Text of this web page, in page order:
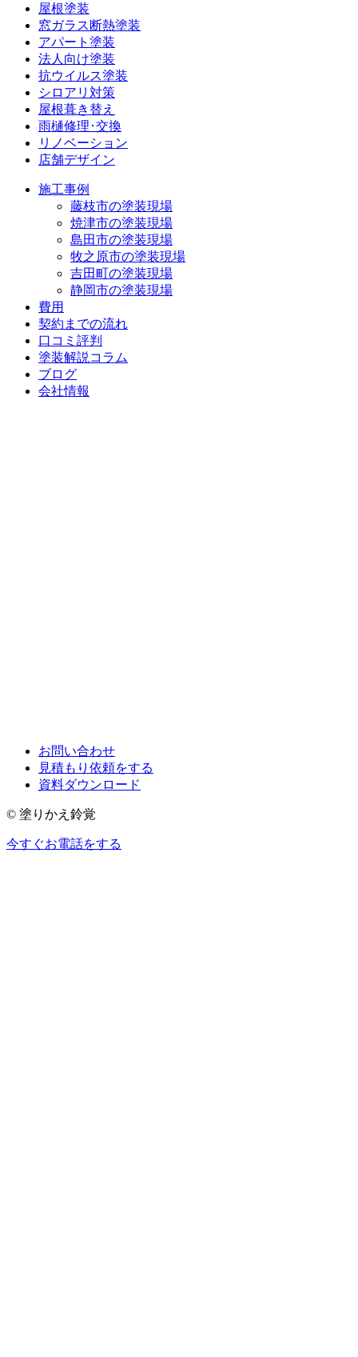
屋根塗装
窓ガラス断熱塗装
アパート塗装
法人向け塗装
抗ウイルス塗装
シロアリ対策
屋根葺き替え
雨樋修理･交換
リノベーション
店舗デザイン
施工事例
藤枝市の塗装現場
焼津市の塗装現場
島田市の塗装現場
牧之原市の塗装現場
吉田町の塗装現場
静岡市の塗装現場
費用
契約までの流れ
口コミ評判
塗装解説コラム
ブログ
会社情報
お問い合わせ
見積もり依頼をする
資料ダウンロード
© 塗りかえ鈴覚
今すぐお電話をする